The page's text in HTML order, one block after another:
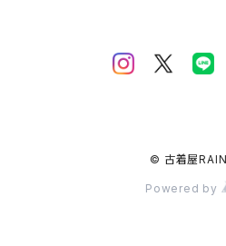
© 古着屋
Powered by